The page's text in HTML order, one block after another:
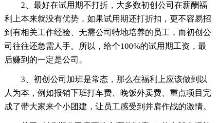
2、最好在试用期不打折，大多数初创公司在薪酬福
利上本来就没有优势，如果试用期还打折扣，更不容易招
到有相关工作经验、无需公司特地培养的员工，而初创公
司往往还急需人手。所以，给个100%的试用期工资，最
后赚到的一定是公司。
3、初创公司加班是常态，那么在福利上应该做到以
人为本，例如报销下班打车费、晚饭外卖费、重点项目完
成了带大家来个小团建，让员工感受到并肩作战的激情。